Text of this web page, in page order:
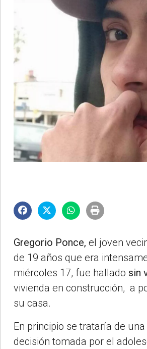
Gregorio Ponce, el joven
de 19 años que era
miércoles 17, fue hallado sin
vivienda en construcción, a
su casa.
En principio se trataría de
decisión tomada por el